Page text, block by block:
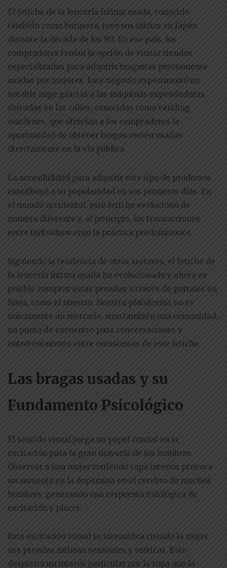
El fetiche de la lencería íntima usada, conocido
también como burusera, tuvo sus inicios en Japón
durante la década de los 90. En ese país, los
compradores tenían la opción de visitar tiendas
especializadas para adquirir braguitas previamente
usadas por mujeres. Este negocio experimentó un
notable auge gracias a las máquinas expendedoras
ubicadas en las calles, conocidas como vending
machines, que ofrecían a los compradores la
oportunidad de obtener bragas recién usadas
directamente en la vía pública.
La accesibilidad para adquirir este tipo de productos
contribuyó a su popularidad en sus primeros días. En
el mundo occidental, este fetiche evolucionó de
manera diferente y, al principio, las transacciones
entre individuos eran la práctica predominante.
Siguiendo la tendencia de otros sectores, el fetiche de
la lencería íntima usada ha evolucionado y ahora es
posible comprar estas prendas a través de portales en
línea, como el nuestro. Nuestra plataforma no es
únicamente un mercado, sino también una comunidad,
un punto de encuentro para conversaciones y
entretenimiento entre entusiastas de este fetiche.
Las bragas usadas y su
Fundamento Psicológico
El sentido visual juega un papel crucial en la
excitación para la gran mayoría de los hombres.
Observar a una mujer vistiendo ropa interior provoca
un aumento en la dopamina en el cerebro de muchos
hombres, generando una respuesta fisiológica de
excitación y placer.
Esta excitación visual se intensifica cuando la mujer
usa prendas íntimas sensuales y eróticas. Esto
despierta un interés particular por la ropa que la